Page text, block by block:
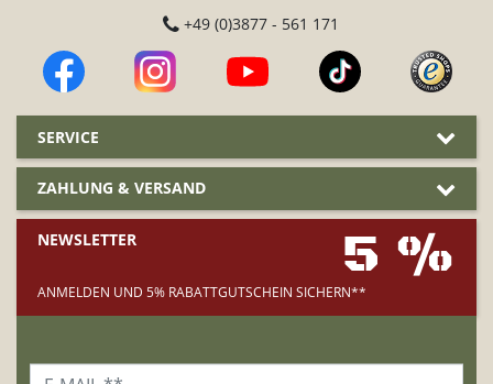
+49 (0)3877 - 561 171
SERVICE
ZAHLUNG & VERSAND
NEWSLETTER 5 %
ANMELDEN UND 5% RABATTGUTSCHEIN SICHERN**